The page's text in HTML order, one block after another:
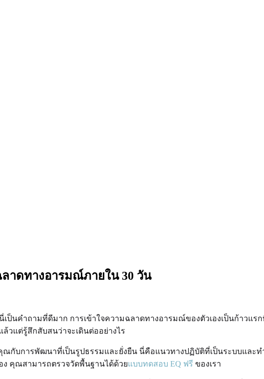
าดทางอารมณ์ภายใน 30 วัน
นี่เป็นคำถามที่ดีมาก การเข้าใจความฉลาดทางอารมณ์ของตัวเองเป็นก้าวแร
วแต่รู้สึกสับสนว่าจะเดินต่ออย่างไร
กับการพัฒนาที่เป็นรูปธรรมและยั่งยืน นี่คือแนวทางปฏิบัติที่เป็นระบบและท
ง คุณสามารถตรวจวัดพื้นฐานได้ด้วยแบบทดสอบ EQ ฟรี ของเรา